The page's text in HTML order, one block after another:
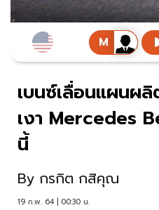
เบนซ์เลื่อนแผนผ
เงา Mercedes
นี้
By กรกิต กสิคุณ
19 ก.พ. 64 | 00:30 น.